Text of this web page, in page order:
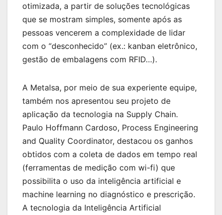
otimizada, a partir de soluções tecnológicas
que se mostram simples, somente após as
pessoas vencerem a complexidade de lidar
com o “desconhecido” (ex.: kanban eletrônico,
gestão de embalagens com RFID…).
A Metalsa, por meio de sua experiente equipe,
também nos apresentou seu projeto de
aplicação da tecnologia na Supply Chain.
Paulo Hoffmann Cardoso, Process Engineering
and Quality Coordinator, destacou os ganhos
obtidos com a coleta de dados em tempo real
(ferramentas de medição com wi-fi) que
possibilita o uso da inteligência artificial e
machine learning no diagnóstico e prescrição.
A tecnologia da Inteligência Artificial